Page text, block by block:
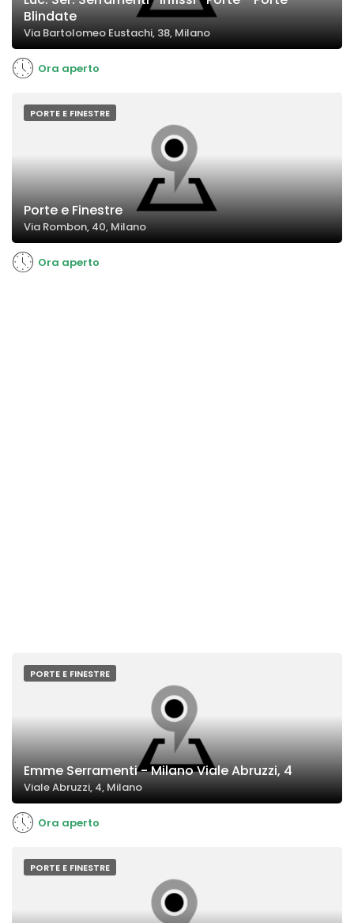
Blindate
Via Bartolomeo Eustachi, 38, Milano
Ora aperto
PORTE E FINESTRE
Porte e Finestre
Via Rombon, 40, Milano
Ora aperto
PORTE E FINESTRE
Emme Serramenti - Milano Viale Abruzzi, 4
Viale Abruzzi, 4, Milano
Ora aperto
PORTE E FINESTRE